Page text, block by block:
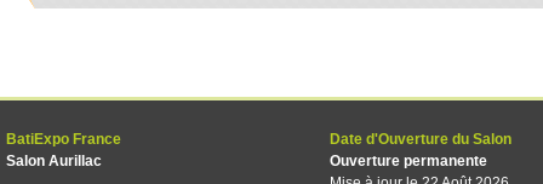
BatiExpo France
Salon Aurillac
Date d'Ouverture du Salon
Ouverture permanente